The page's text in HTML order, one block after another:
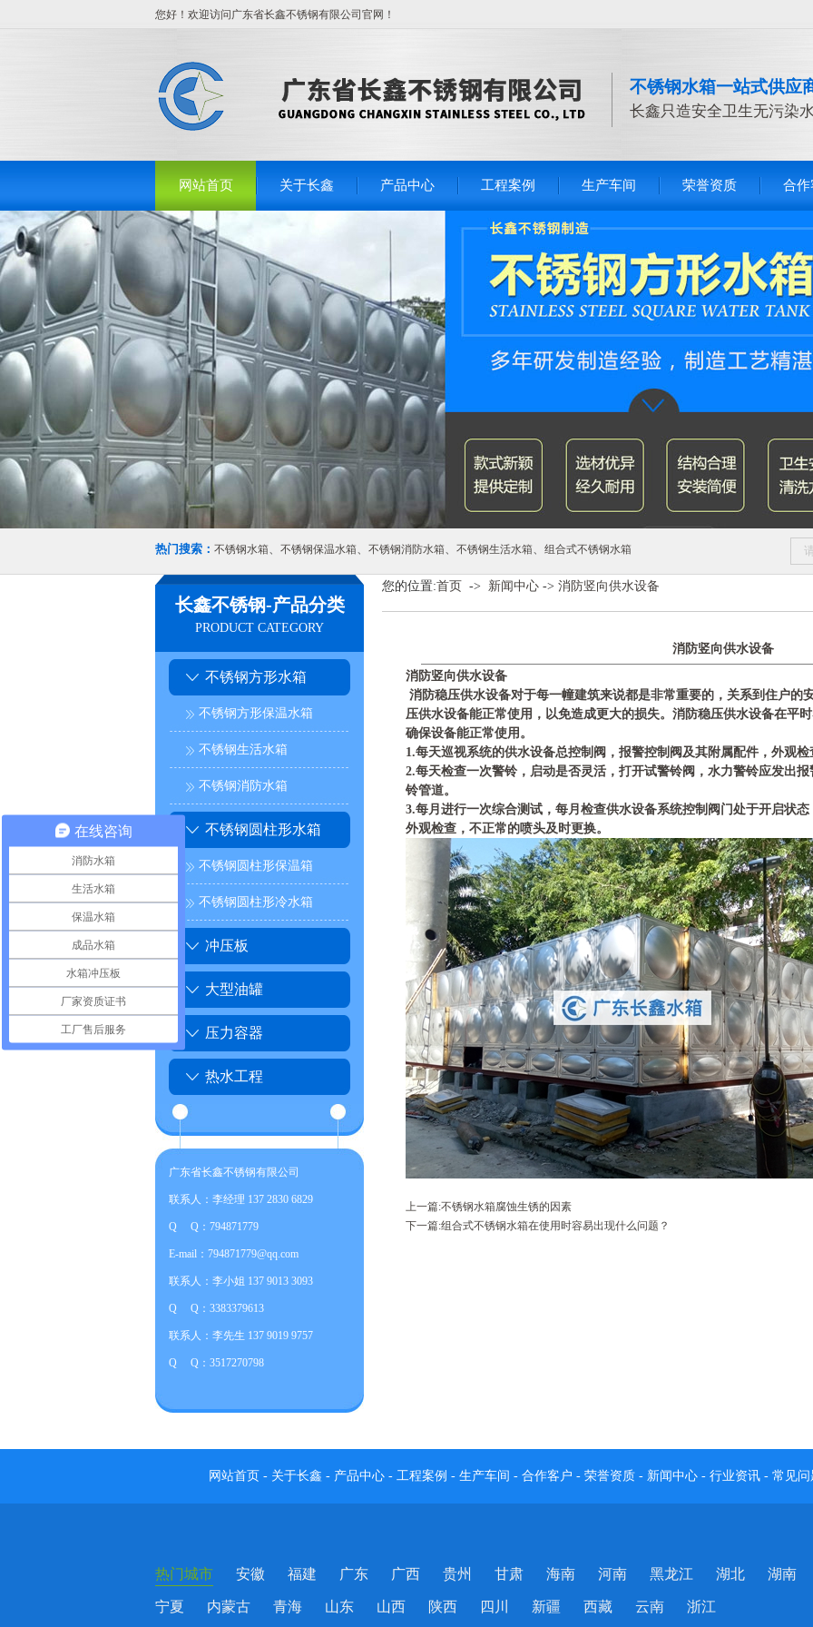
您好！欢迎访问广东省长鑫不锈钢有限公司官网！
不锈钢水箱一站式供应
长鑫只造安全卫生无污染
网站首页 关于长鑫 产品中心 工程案例 生产车间 荣誉资质 合作
热门搜索： 不锈钢水箱、 不锈钢保温水箱、 不锈钢消防水箱、 不锈钢生活水箱、 组合式不锈钢水箱
长鑫不锈钢-产品分类
PRODUCT CATEGORY
不锈钢方形水箱
不锈钢方形保温水箱
不锈钢生活水箱
不锈钢消防水箱
不锈钢圆柱形水箱
不锈钢圆柱形保温箱
不锈钢圆柱形冷水箱
冲压板
大型油罐
压力容器
热水工程
广东省长鑫不锈钢有限公司
联系人：李经理 137 2830 6829
Q Q：794871779
E-mail：794871779@qq.com
联系人：李小姐 137 9013 3093
Q Q：3383379613
联系人：李先生 137 9019 9757
Q Q：3517270798
您的位置:首页 -> 新闻中心 -> 消防竖向供水设备
消防竖向供水设备
消防竖向供水设备
消防稳压供水设备对于每一幢建筑来说都是非常重要的，关系到住户的
压供水设备能正常使用，以免造成更大的损失。消防稳压供水设备在平
确保设备能正常使用。
1.每天巡视系统的供水设备总控制阀，报警控制阀及其附属配件，外观
2.每天检查一次警铃，启动是否灵活，打开试警铃阀，水力警铃应发出
铃管道。
3.每月进行一次综合测试，每月检查供水设备系统控制阀门处于开启状
外观检查，不正常的喷头及时更换。
上一篇:不锈钢水箱腐蚀生锈的因素
下一篇:组合式不锈钢水箱在使用时容易出现什么问题？
网站首页 - 关于长鑫 - 产品中心 - 工程案例 - 生产车间 - 合作客户 - 荣誉资质 - 新闻中心 - 行业资讯 - 常见
热门城市 安徽 福建 广东 广西 贵州 甘肃 海南 河南 黑龙江 湖北 湖南
宁夏 内蒙古 青海 山东 山西 陕西 四川 新疆 西藏 云南 浙江
在线咨询
消防水箱
生活水箱
保温水箱
成品水箱
水箱冲压板
厂家资质证书
工厂售后服务